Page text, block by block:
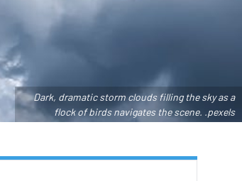
Dark, dramatic storm clouds filling the sky as a
flock of birds navigates the scene. .pexels